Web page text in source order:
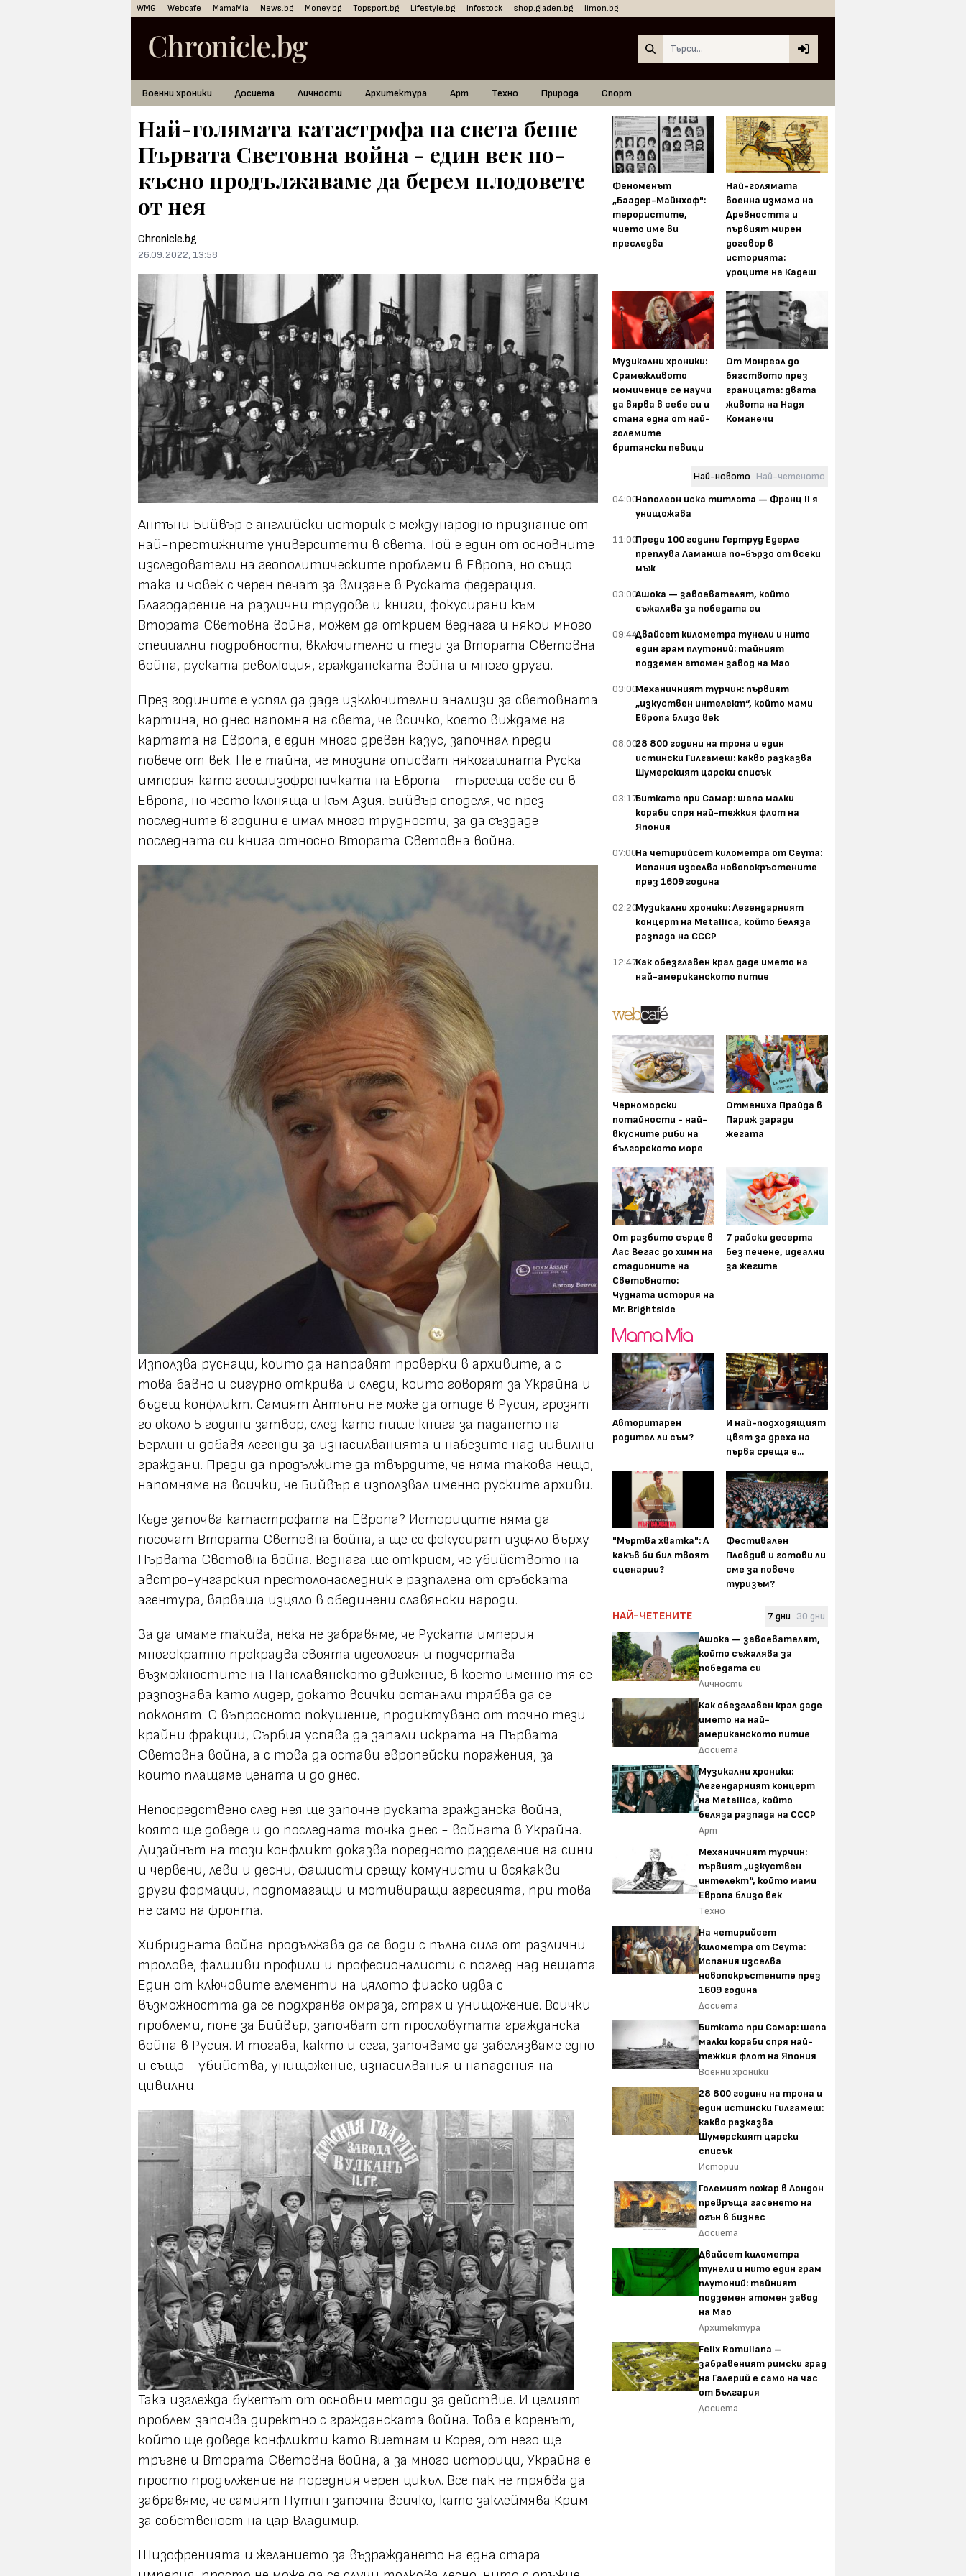
WMG Webcafe MamaMia News.bg Money.bg Topsport.bg Lifestyle.bg Infostock shop.gladen.bg limon.bg
Военни хроники Досиета Личности Архитектура Арт Техно Природа Спорт
Най-голямата катастрофа на света беше
Първата Световна война - един век по-
късно продължаваме да берем плодовете
от нея
Chronicle.bg
26.09.2022, 13:58
Антъни Бийвър е английски историк с международно признание от
най-престижните университети в света. Той е един от основните
изследователи на геополитическите проблеми в Европа, но също
така и човек с черен печат за влизане в Руската федерация.
Благодарение на различни трудове и книги, фокусирани към
Втората Световна война, можем да открием веднага и някои много
специални подробности, включително и тези за Втората Световна
война, руската революция, гражданската война и много други.
През годините е успял да даде изключителни анализи за световната
картина, но днес напомня на света, че всичко, което виждаме на
картата на Европа, е един много древен казус, започнал преди
повече от век. Не е тайна, че мнозина описват някогашната Руска
империя като геошизофреничката на Европа - търсеща себе си в
Европа, но често клоняща и към Азия. Бийвър споделя, че през
последните 6 години е имал много трудности, за да създаде
последната си книга относно Втората Световна война.
Използва руснаци, които да направят проверки в архивите, а с
това бавно и сигурно открива и следи, които говорят за Украйна и
бъдещ конфликт. Самият Антъни не може да отиде в Русия, грозят
го около 5 години затвор, след като пише книга за падането на
Берлин и добавя легенди за изнасилванията и набезите над цивилни
граждани. Преди да продължите да твърдите, че няма такова нещо,
напомняме на всички, че Бийвър е използвал именно руските архиви.
Къде започва катастрофата на Европа? Историците няма да
посочат Втората Световна война, а ще се фокусират изцяло върху
Първата Световна война. Веднага ще открием, че убийството на
австро-унгарския престолонаследник е разпалена от сръбската
агентура, вярваща изцяло в обединени славянски народи.
За да имаме такива, нека не забравяме, че Руската империя
многократно прокрадва своята идеология и подчертава
възможностите на Панславянското движение, в което именно тя се
разпознава като лидер, докато всички останали трябва да се
поклонят. С въпросното покушение, продиктувано от точно тези
крайни фракции, Сърбия успява да запали искрата на Първата
Световна война, а с това да остави европейски поражения, за
които плащаме цената и до днес.
Непосредствено след нея ще започне руската гражданска война,
която ще доведе и до последната точка днес - войната в Украйна.
Дизайнът на този конфликт доказва поредното разделение на сини
и червени, леви и десни, фашисти срещу комунисти и всякакви
други формации, подпомагащи и мотивиращи агресията, при това
не само на фронта.
Хибридната война продължава да се води с пълна сила от различни
тролове, фалшиви профили и професионалисти с поглед над нещата.
Един от ключовите елементи на цялото фиаско идва с
възможността да се подхранва омраза, страх и унищожение. Всички
проблеми, поне за Бийвър, започват от прословутата гражданска
война в Русия. И тогава, както и сега, започваме да забелязваме едно
и също - убийства, унищожение, изнасилвания и нападения на
цивилни.
Така изглежда букетът от основни методи за действие. И целият
проблем започва директно с гражданската война. Това е коренът,
който ще доведе конфликти като Виетнам и Корея, от него ще
тръгне и Втората Световна война, а за много историци, Украйна е
просто продължение на поредния черен цикъл. Все пак не трябва да
забравяме, че самият Путин започна всичко, като заклеймява Крим
за собственост на цар Владимир.
Шизофренията и желанието за възраждането на една стара
Феноменът
„Баадер-Майнхоф":
терористите,
чието име ви
преследва
Най-голямата
военна измама на
Древността и
първият мирен
договор в
историята:
уроците на Кадеш
Музикални хроники:
Срамежливото
момиченце се научи
да вярва в себе си и
стана една от най-
големите
британски певици
От Монреал до
бягството през
границата: двата
живота на Надя
Команечи
Най-новото Най-четеното
04:00Наполеон иска титлата — Франц II я
унищожава
11:00Преди 100 години Гертруд Едерле
преплува Ламанша по-бързо от всеки
мъж
03:00Ашока — завоевателят, който
съжалява за победата си
09:44Двайсет километра тунели и нито
един грам плутоний: тайният
подземен атомен завод на Мао
03:00Механичният турчин: първият
„изкуствен интелект“, който мами
Европа близо век
08:0028 800 години на трона и един
истински Гилгамеш: какво разказва
Шумерският царски списък
03:17Битката при Самар: шепа малки
кораби спря най-тежкия флот на
Япония
07:00На четирийсет километра от Сеута:
Испания изселва новопокръстените
през 1609 година
02:20Музикални хроники: Легендарният
концерт на Metallica, който беляза
разпада на СССР
12:47Как обезглавен крал даде името на
най-американското питие
Черноморски
потайности - най-
вкусните риби на
българското море
Отмениха Прайда в
Париж заради
жегата
От разбито сърце в
Лас Вегас до химн на
стадионите на
Световното:
Чудната история на
Mr. Brightside
7 райски десерта
без печене, идеални
за жегите
Авторитарен
родител ли съм?
И най-подходящият
цвят за дреха на
първа среща е...
"Мъртва хватка": А
какъв би бил твоят
сценарии?
Фестивален
Пловдив и готови ли
сме за повече
туризъм?
НАЙ-ЧЕТЕНИТЕ 7 дни 30 дни
Ашока — завоевателят,
който съжалява за
победата си
Личности
Как обезглавен крал даде
името на най-
американското питие
Досиета
Музикални хроники:
Легендарният концерт
на Metallica, който
беляза разпада на СССР
Арт
Механичният турчин:
първият „изкуствен
интелект“, който мами
Европа близо век
Техно
На четирийсет
километра от Сеута:
Испания изселва
новопокръстените през
1609 година
Досиета
Битката при Самар: шепа
малки кораби спря най-
тежкия флот на Япония
Военни хроники
28 800 години на трона и
един истински Гилгамеш:
какво разказва
Шумерският царски
списък
Истории
Големият пожар в Лондон
превръща гасенето на
огън в бизнес
Досиета
Двайсет километра
тунели и нито един грам
плутоний: тайният
подземен атомен завод
на Мао
Архитектура
Felix Romuliana –
забравеният римски град
на Галерий е само на час
от България
Досиета